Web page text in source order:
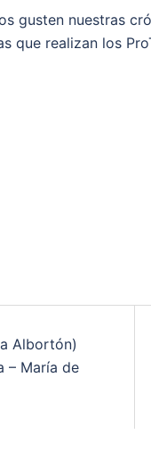
gusten nuestras
que realizan los
Albortón)
– María de